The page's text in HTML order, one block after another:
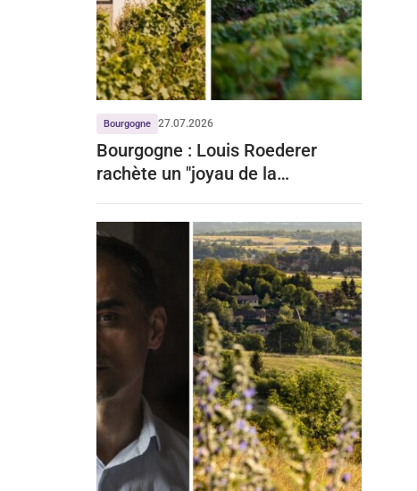
Bourgogne 27.07.2026
Bourgogne : Louis Roederer
rachète un "joyau de la